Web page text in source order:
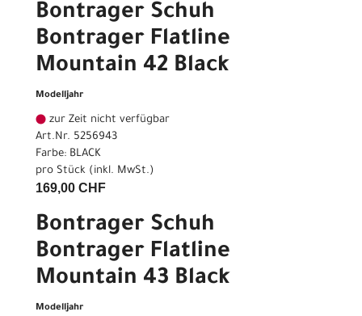
Bontrager Schuh
Bontrager Flatline
Mountain 42 Black
Modelljahr
zur Zeit nicht verfügbar
Art.Nr. 5256943
Farbe: BLACK
pro Stück (inkl. MwSt.)
169,00 CHF
Bontrager Schuh
Bontrager Flatline
Mountain 43 Black
Modelljahr